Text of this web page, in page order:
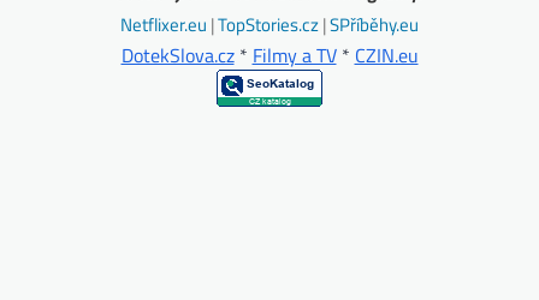
Netflixer.eu |TopStories.cz|SPříběhy.eu
DotekSlova.cz* Filmy a TV* CZIN.eu